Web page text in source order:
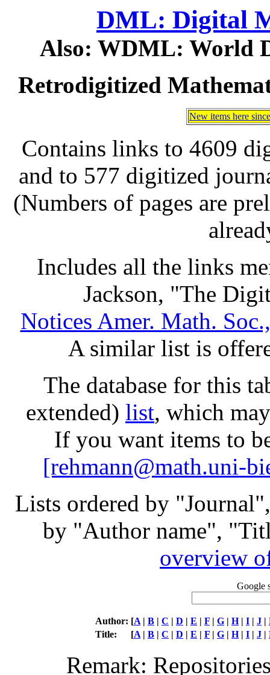
DML: Digital
Also: WDML: World
Retrodigitized
New items here
Contains links to 4609
and to 577 digitized
(Numbers of pages are
Includes all the links
Jackson, "The
Notices Amer. Math.
A similar list is
The database for this
extended) list, which
If you want items to
[rehmann@math.uni-
Lists ordered by
by "Author name",
overview
Google
Author: [A | B | C | D | E | F | G | H| I | J |
Title:
[A | B | C | D | E | F | G | H| I | J |
Remark: